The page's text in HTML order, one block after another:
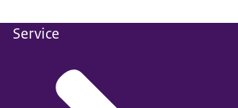
Service